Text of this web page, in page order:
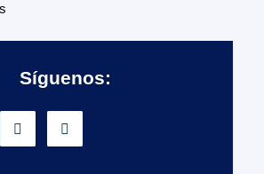
Síguenos: